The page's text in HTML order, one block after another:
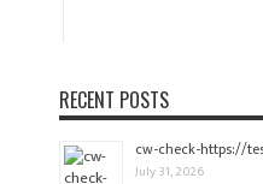
RECENT POSTS
cw-check-https://
July 31, 2026